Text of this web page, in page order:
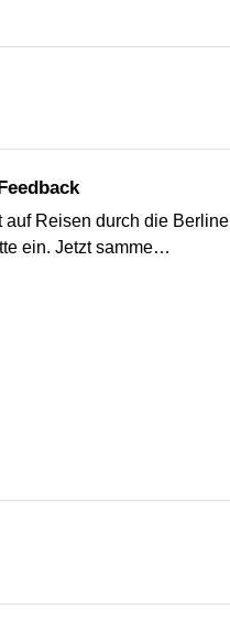
Reisen durch die
ein. Jetzt samme…